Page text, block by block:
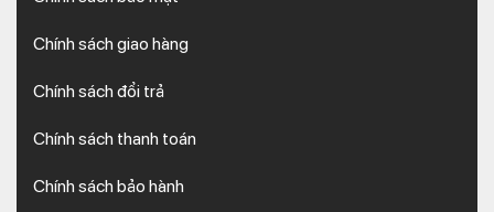
Chính sách giao hàng
Chính sách đổi trả
Chính sách thanh toán
Chính sách bảo hành